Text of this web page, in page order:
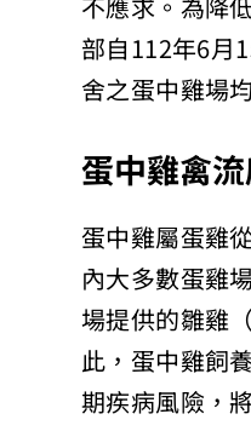
部自112年6
舍之蛋中雞場
蛋中雞禽
蛋中雞屬蛋雞
內大多數蛋雞
場提供的雛雞
此，蛋中雞飼
期疾病風險，